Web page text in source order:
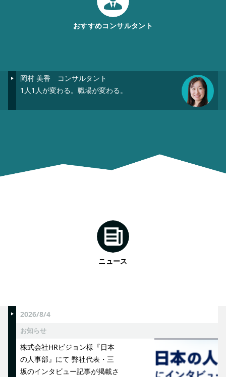
おすすめコンサルタント
岡村 美香
コンサルタント
1人1人が変わる。職場が変わる。
ニュース
2026/8/4
お知らせ
株式会社HRビジョン様『日本
の人事部』にて 弊社代表・三
坂のインタビュー記事が掲載さ